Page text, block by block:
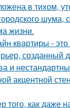
в тихом,
жизни.
квартиры -
созданный
и
акцентной
того, как даже